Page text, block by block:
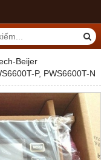
Beijer
P, PWS6600T-N